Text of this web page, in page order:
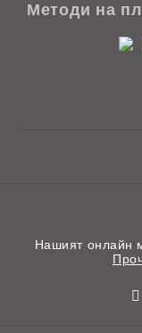
Методи на
Нашият онлайн